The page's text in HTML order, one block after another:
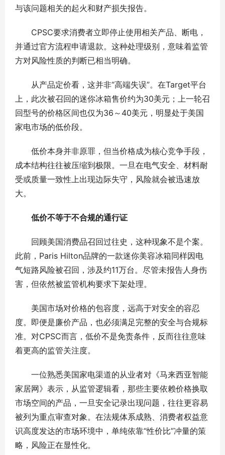
与该问题相关的起火和财产损失报告。
CPSC要求消费者立即停止使用相关产品、断电，
并通过官方流程申请退款。这种处理级别，意味着监管
方对风险性质的判断已相当明确。
从产品定价看，这并非“高端失误”。在Target平台
上，此次被召回的迷你冰箱售价约为30美元；上一轮召
回型号的价格区间也仅为36～40美元，明显处于美国
家电市场的低价段。
低价本身并非原罪，但当价格成为核心竞争手段，
成本结构往往被压缩到极限。一旦在电气安全、材料耐
受或质量一致性上出现边际失守，风险就会被迅速放
大。
低价不等于不合规的通行证
回顾美国消费品召回过往史，这种现象不是个案。
此前，Paris Hilton品牌的一款迷你美容冰箱同样因电
气短路风险被召回，涉及约11万台。尽管未报告人身伤
害，但依然被监管机构要求下架处理。
美国市场对价格的包容度，远高于对安全的容忍
度。即便是廉价产品，也必须满足完整的安全与合规标
准。对CPSC而言，低价不是免责条件，反而往往意味
着更高的监管关注度。
一位熟悉美国家电渠道的从业者对《马来西亚智能
家居网》表示，从监管逻辑看，那些主要依赖价格换取
市场空间的产品，一旦安全记录出现问题，往往更容易
被列为重点审查对象。在法规体系成熟、消费者权益意
识高度发达的市场环境中，单纯依靠“性价比”冲量的策
略，风险正在显性化。